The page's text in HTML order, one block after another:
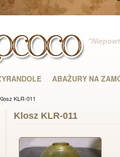
ABAŻURY NA
KLR-011
Klosz KLR-011